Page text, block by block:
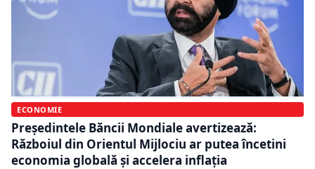
ECONOMIE
Președintele Băncii Mondiale avertizează:
Războiul din Orientul Mijlociu ar putea încetini
economia globală și accelera inflația